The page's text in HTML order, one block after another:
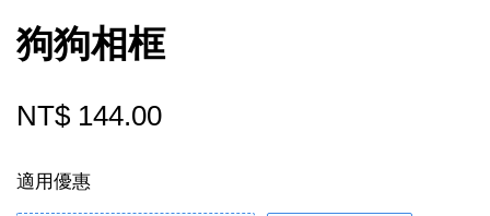
狗狗相框
NT$ 144.00
適用優惠